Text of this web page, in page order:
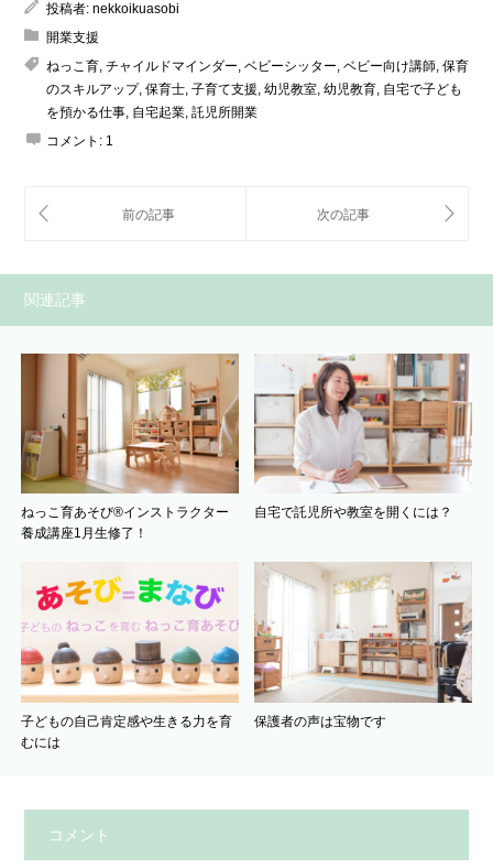
投稿者: nekkoikuasobi
開業支援
ねっこ育, チャイルドマインダー, ベビーシッター, ベビー向け講師, 保育
のスキルアップ, 保育士, 子育て支援, 幼児教室, 幼児教育, 自宅で子ども
を預かる仕事, 自宅起業, 託児所開業
コメント: 1
関連記事
ねっこ育あそび®インストラクター
養成講座1月生修了！
自宅で託児所や教室を開くには？
子どもの自己肯定感や生きる力を育
むには
保護者の声は宝物です
コメント